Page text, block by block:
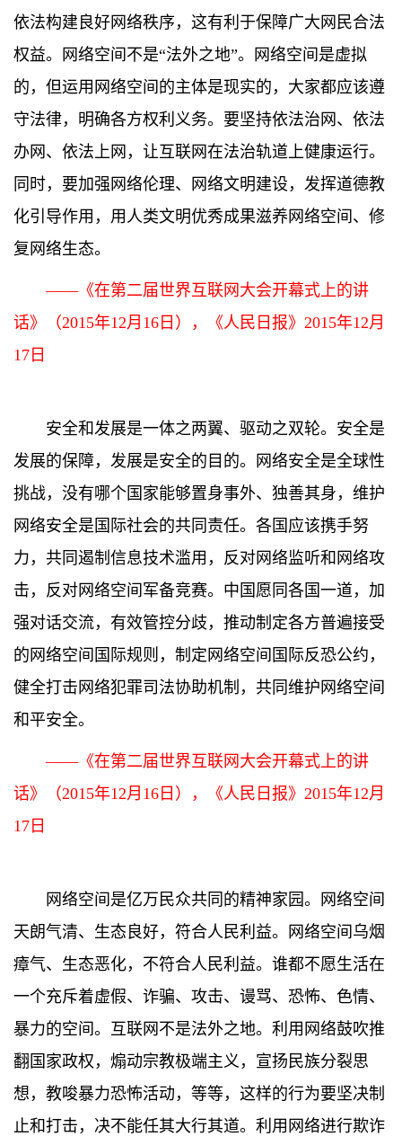
依法构建良好网络秩序，这有利于保障广大网民合法
权益。网络空间不是“法外之地”。网络空间是虚拟
的，但运用网络空间的主体是现实的，大家都应该遵
守法律，明确各方权利义务。要坚持依法治网、依法
办网、依法上网，让互联网在法治轨道上健康运行。
同时，要加强网络伦理、网络文明建设，发挥道德教
化引导作用，用人类文明优秀成果滋养网络空间、修
复网络生态。
——《在第二届世界互联网大会开幕式上的讲
话》（2015年12月16日），《人民日报》2015年12月
17日
安全和发展是一体之两翼、驱动之双轮。安全是
发展的保障，发展是安全的目的。网络安全是全球性
挑战，没有哪个国家能够置身事外、独善其身，维护
网络安全是国际社会的共同责任。各国应该携手努
力，共同遏制信息技术滥用，反对网络监听和网络攻
击，反对网络空间军备竞赛。中国愿同各国一道，加
强对话交流，有效管控分歧，推动制定各方普遍接受
的网络空间国际规则，制定网络空间国际反恐公约，
健全打击网络犯罪司法协助机制，共同维护网络空间
和平安全。
——《在第二届世界互联网大会开幕式上的讲
话》（2015年12月16日），《人民日报》2015年12月
17日
网络空间是亿万民众共同的精神家园。网络空间
天朗气清、生态良好，符合人民利益。网络空间乌烟
瘴气、生态恶化，不符合人民利益。谁都不愿生活在
一个充斥着虚假、诈骗、攻击、谩骂、恐怖、色情、
暴力的空间。互联网不是法外之地。利用网络鼓吹推
翻国家政权，煽动宗教极端主义，宣扬民族分裂思
想，教唆暴力恐怖活动，等等，这样的行为要坚决制
止和打击，决不能任其大行其道。利用网络进行欺诈